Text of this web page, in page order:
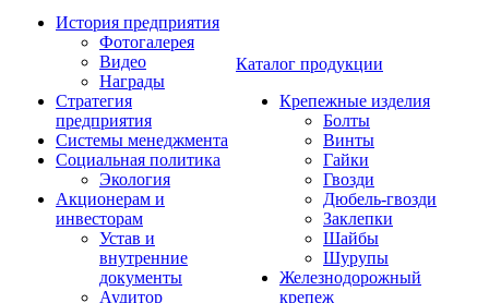
История предприятия
Фотогалерея
Видео
Награды
Стратегия
предприятия
Системы менеджмента
Социальная политика
Экология
Акционерам и
инвесторам
Устав и
внутренние
документы
Аудитор
Каталог продукции
Крепежные изделия
Болты
Винты
Гайки
Гвозди
Дюбель-гвозди
Заклепки
Шайбы
Шурупы
Железнодорожный
крепеж